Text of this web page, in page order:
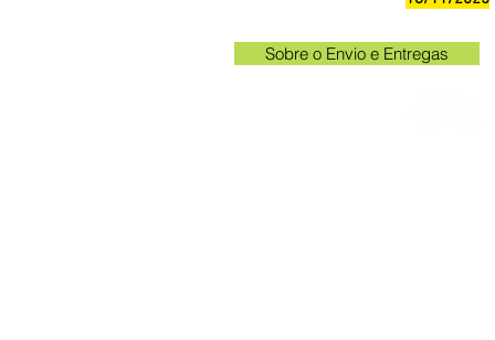
Sobre o Envio e Entregas